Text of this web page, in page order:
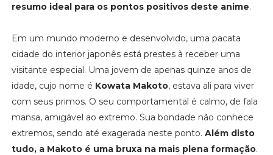
resumo ideal para os pontos positivos deste anime.
Em um mundo moderno e desenvolvido, uma pacata
cidade do interior japonês está prestes à receber uma
visitante especial. Uma jovem de apenas quinze anos de
idade, cujo nome é Kowata Makoto, estava ali para viver
com seus primos. O seu comportamental é calmo, de fala
mansa, amigável ao extremo. Sua bondade não conhece
extremos, sendo até exagerada neste ponto. Além disto
tudo, a Makoto é uma bruxa na mais plena formação.